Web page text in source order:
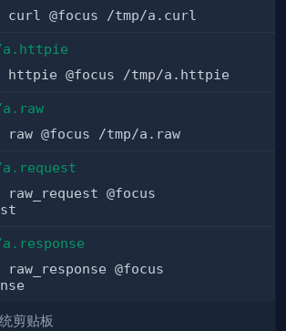
@focus /tmp/a.curl
a.httpie
@focus /tmp/a.httpie
@focus /tmp/a.raw
@focus
@focus
剪贴板